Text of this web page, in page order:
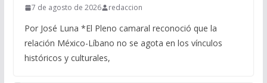
7 de agosto de 2026 redaccion
Por José Luna *El Pleno camaral reconoció que la
relación México-Líbano no se agota en los vínculos
históricos y culturales,